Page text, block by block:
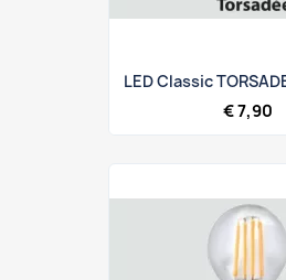
LED Classic
€ 7,90